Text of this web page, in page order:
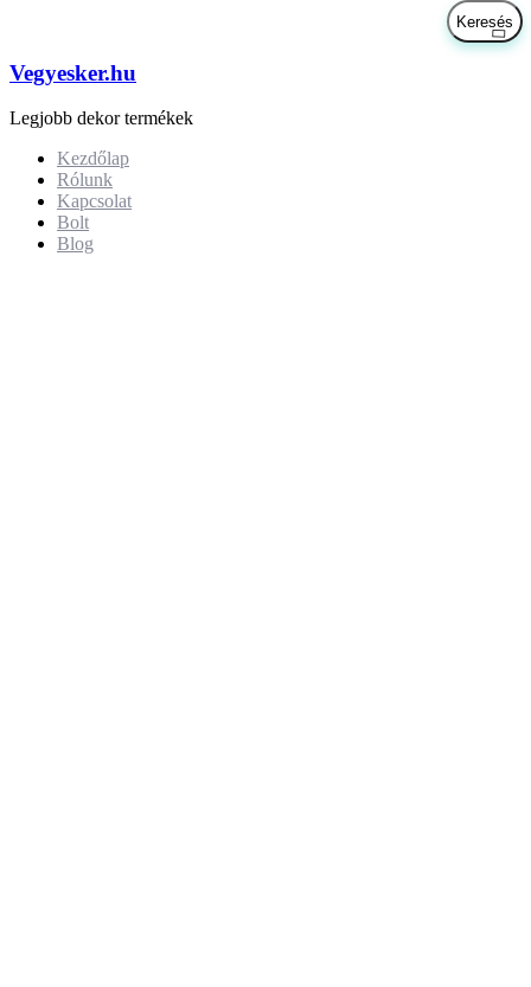
Vegyesker.hu
Legjobb dekor termékek
Kezdőlap
Rólunk
Kapcsolat
Bolt
Blog